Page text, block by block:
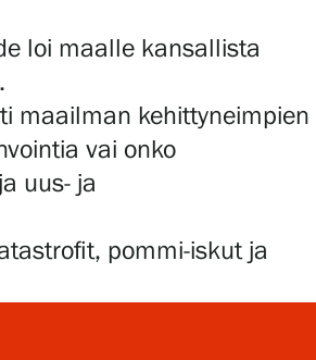
loi maalle kansallista
maailman kehittyneimpien
vai onko
uus- ja
pommi-iskut ja